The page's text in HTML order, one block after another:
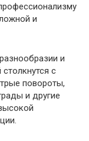
и
и
с
повороты,
и другие